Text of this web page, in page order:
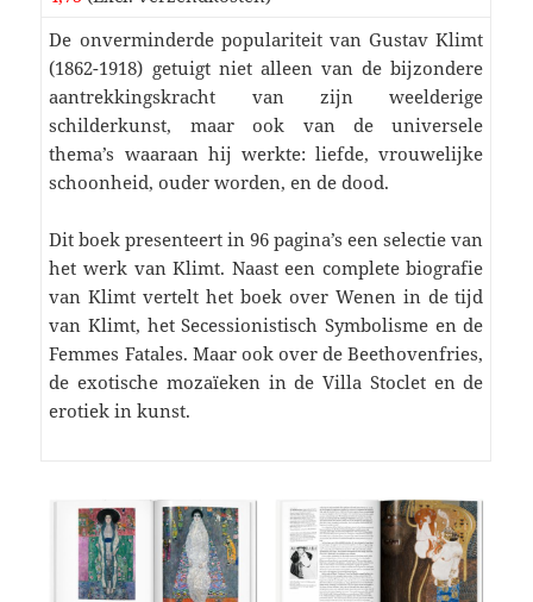
De onverminderde populariteit van Gustav Klimt
(1862-1918) getuigt niet alleen van de bijzondere
aantrekkingskracht van zijn weelderige
schilderkunst, maar ook van de universele
thema’s waaraan hij werkte: liefde, vrouwelijke
schoonheid, ouder worden, en de dood.
Dit boek presenteert in 96 pagina’s een selectie van
het werk van Klimt. Naast een complete biografie
van Klimt vertelt het boek over Wenen in de tijd
van Klimt, het Secessionistisch Symbolisme en de
Femmes Fatales. Maar ook over de Beethovenfries,
de exotische mozaïeken in de Villa Stoclet en de
erotiek in kunst.